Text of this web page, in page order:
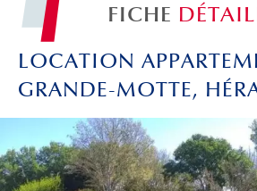
FICHE
LOCATION
GRANDE-MOTTE,